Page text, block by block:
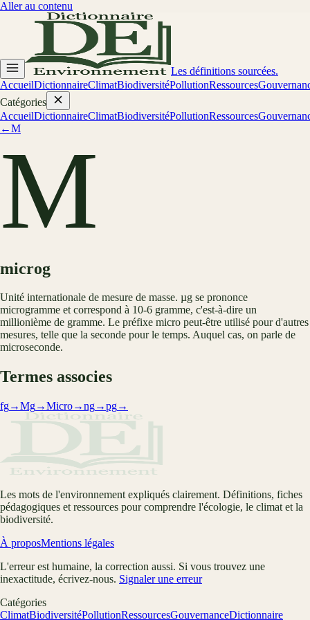
Aller au contenu
Les définitions sourcées.
AccueilDictionnaireClimatBiodiversitéPollutionRessources
Catégories
AccueilDictionnaireClimatBiodiversitéPollutionRessources
←M
M
microg
Unité internationale de mesure de masse. µg se prononce
microgramme et correspond à 10-6 gramme, c'est-à-dire un
millionième de gramme. Le préfixe micro peut-être utilisé pour d'autres
mesures, telle que la seconde pour le temps. Auquel cas, on parle de
microseconde.
Termes associes
fg→Mg→Micro→ng→pg→
Les mots de l'environnement expliqués clairement. Définitions, fiches
pédagogiques et ressources pour comprendre l'écologie, le climat et la
biodiversité.
À proposMentions légales
L'erreur est humaine, la correction aussi. Si vous trouvez une
inexactitude, écrivez-nous. Signaler une erreur
Catégories
ClimatBiodiversitéPollutionRessourcesGouvernanceDictionnaire